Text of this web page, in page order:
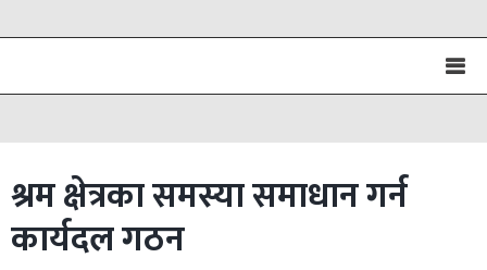
श्रम क्षेत्रका समस्या समाधान गर्न
कार्यदल गठन